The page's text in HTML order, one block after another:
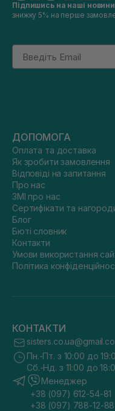
Підпишись на наші новини
знижку 5% на перше
Email
ДОПОМОГА
Оплата та доставка
Як зробити замовлення
Відповіді на запитання
Про нас
ЗМІ про нас
Сертифікати та
Блог
Бюті словник
Контакти
Умови використання
Політика
КОНТАКТИ
Пн.-Пт. з 10:00 до
Сб.-Нд. з 11:00 до
Менеджер
+38 (097) 612-54-81
+38 (097) 788-12-88